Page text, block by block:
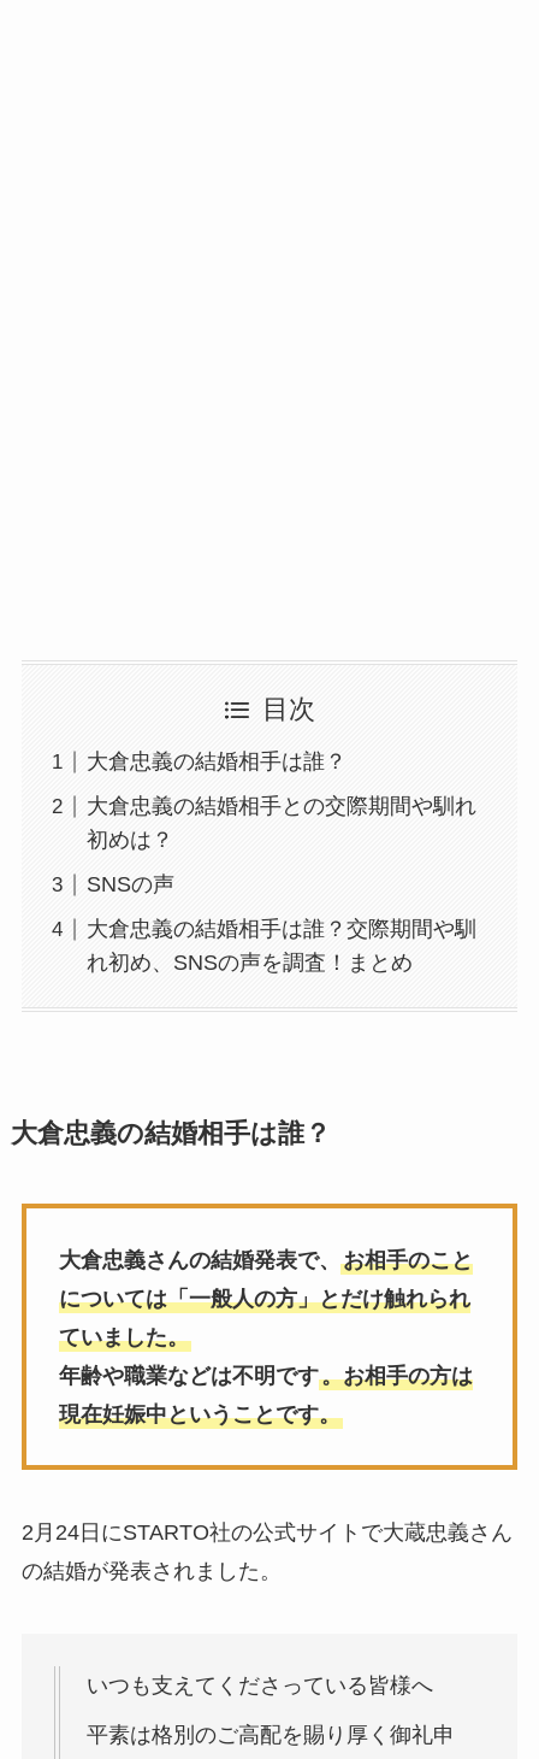
目次
大倉忠義の結婚相手は誰？
大倉忠義の結婚相手との交際期間や馴れ
初めは？
SNSの声
大倉忠義の結婚相手は誰？交際期間や馴
れ初め、SNSの声を調査！まとめ
大倉忠義の結婚相手は誰？
大倉忠義さんの結婚発表で、 お相手のこと
については「一般人の方」とだけ触れられ
ていました。
年齢や職業などは不明です。お相手の方は
現在妊娠中ということです。
2月24日にSTARTO社の公式サイトで大蔵忠義さん
の結婚が発表されました。
いつも支えてくださっている皆様へ
平素は格別のご高配を賜り厚く御礼申